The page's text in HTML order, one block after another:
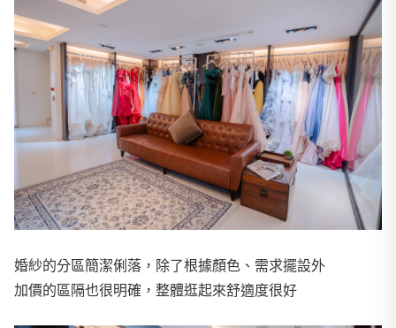
婚紗的分區簡潔俐落，除了根據顏色、需求擺設外
加價的區隔也很明確，整體逛起來舒適度很好